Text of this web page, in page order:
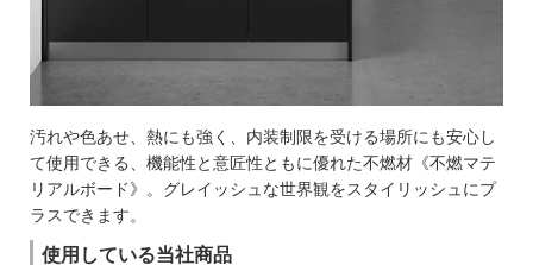
汚れや色あせ、熱にも強く、内装制限を受ける場所にも安心し
て使用できる、機能性と意匠性ともに優れた不燃材《不燃マテ
リアルボード》。グレイッシュな世界観をスタイリッシュにプ
ラスできます。
使用している当社商品